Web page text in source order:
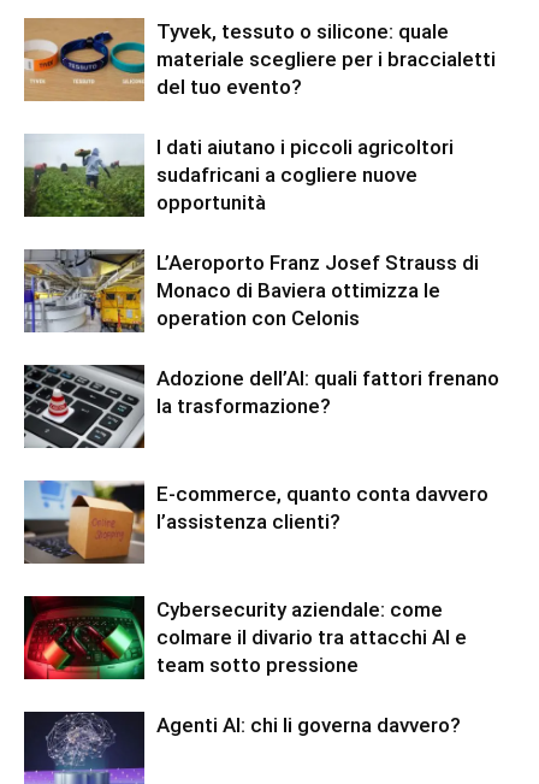
Tyvek, tessuto o silicone: quale
materiale scegliere per i braccialetti
del tuo evento?
I dati aiutano i piccoli agricoltori
sudafricani a cogliere nuove
opportunità
L’Aeroporto Franz Josef Strauss di
Monaco di Baviera ottimizza le
operation con Celonis
Adozione dell’AI: quali fattori frenano
la trasformazione?
E-commerce, quanto conta davvero
l’assistenza clienti?
Cybersecurity aziendale: come
colmare il divario tra attacchi AI e
team sotto pressione
Agenti AI: chi li governa davvero?